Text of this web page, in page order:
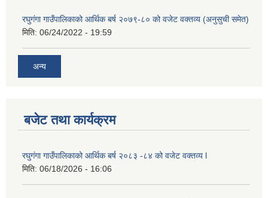
रघुगंगा गाउँपालिकाको आर्थिक बर्ष २०७९-८० को वजेट वक्तव्य (अनुसुची समेत)
मिति: 06/24/2022 - 19:59
अन्य
बजेट तथा कार्यक्रम
रघुगंगा गाउँपालिकाको आर्थिक बर्ष २०८३ -८४ को वजेट वक्तव्य l
मिति: 06/18/2026 - 16:06